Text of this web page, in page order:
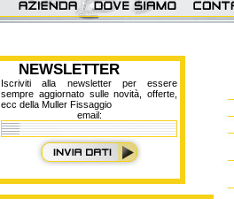
NEWSLETTER
Iscriviti alla newsletter per essere
sempre aggiornato sulle novità, offerte,
ecc della Muller Fissaggio
email: